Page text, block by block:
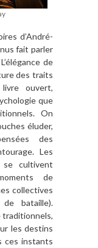
d’André-
fait parler
de
des traits
ouvert,
que
On
éluder,
des
Les
se cultivent
de
collectives
de bataille).
traditionnels,
les destins
ces instants